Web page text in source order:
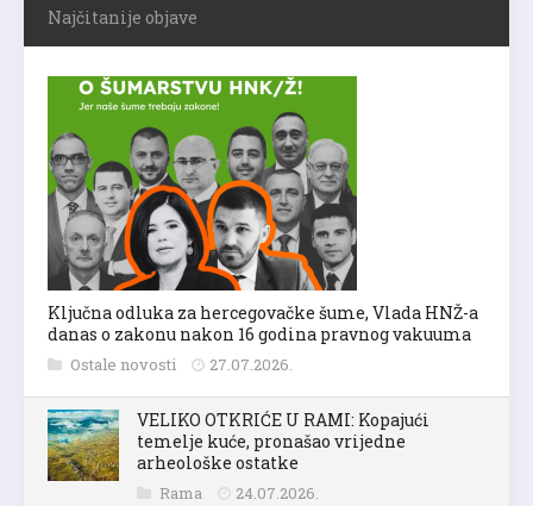
Najčitanije objave
Ključna odluka za hercegovačke šume, Vlada HNŽ-a
danas o zakonu nakon 16 godina pravnog vakuuma
Ostale novosti 27.07.2026.
VELIKO OTKRIĆE U RAMI: Kopajući
temelje kuće, pronašao vrijedne
arheološke ostatke
Rama 24.07.2026.